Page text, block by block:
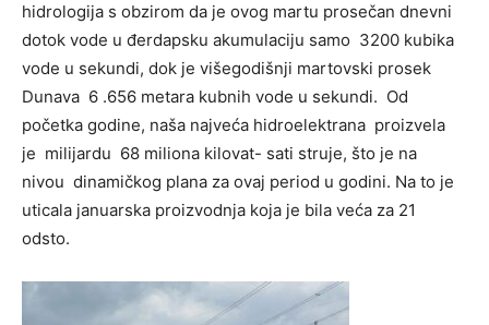
hidrologija s obzirom da je ovog martu prosečan dnevni
dotok vode u đerdapsku akumulaciju samo 3200 kubika
vode u sekundi, dok je višegodišnji martovski prosek
Dunava 6 .656 metara kubnih vode u sekundi. Od
početka godine, naša najveća hidroelektrana proizvela
je milijardu 68 miliona kilovat- sati struje, što je na
nivou dinamičkog plana za ovaj period u godini. Na to je
uticala januarska proizvodnja koja je bila veća za 21
odsto.